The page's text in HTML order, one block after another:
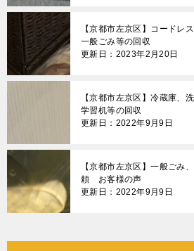
【京都市左京区】コードレ
一般ごみ等の回収
更新日：2023年2月20日
【京都市左京区】冷蔵庫、
学習机等の回収
更新日：2022年9月9日
【京都市左京区】一般ごみ
頼 お客様の声
更新日：2022年9月9日